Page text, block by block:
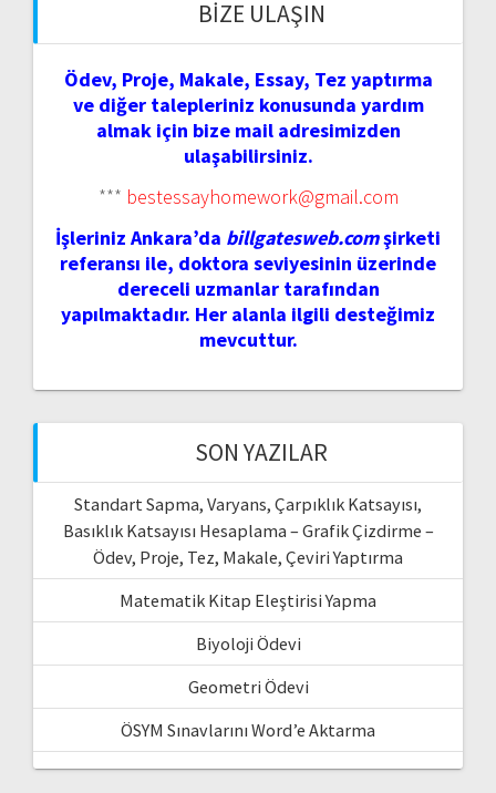
BIZE ULAŞIN
Ödev, Proje, Makale, Essay, Tez yaptırma
ve diğer talepleriniz konusunda yardım
almak için bize mail adresimizden
ulaşabilirsiniz.
*** bestessayhomework@gmail.com
İşleriniz Ankara’da billgatesweb.comşirketi
referansı ile, doktora seviyesinin üzerinde
dereceli uzmanlar tarafından
yapılmaktadır. Her alanla ilgili desteğimiz
mevcuttur.
SON YAZILAR
Standart Sapma, Varyans, Çarpıklık Katsayısı,
Basıklık Katsayısı Hesaplama – Grafik Çizdirme –
Ödev, Proje, Tez, Makale, Çeviri Yaptırma
Matematik Kitap Eleştirisi Yapma
Biyoloji Ödevi
Geometri Ödevi
ÖSYM Sınavlarını Word’e Aktarma